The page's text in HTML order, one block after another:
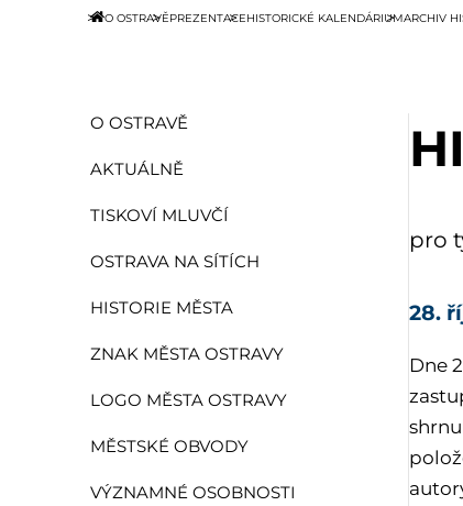
O OSTRAVĚPREZENTACEHISTORICKÉ KALENDÁRIUMARCHIV
O OSTRAVĚ
AKTUÁLNĚ
TISKOVÍ MLUVČÍ
OSTRAVA NA SÍTÍCH
HISTORIE MĚSTA
ZNAK MĚSTA OSTRAVY
LOGO MĚSTA OSTRAVY
MĚSTSKÉ OBVODY
VÝZNAMNÉ OSOBNOSTI
pro
28.
Dne